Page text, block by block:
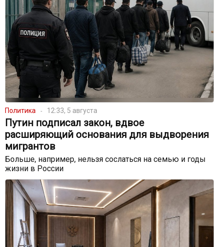
Политика 12:33, 5 августа
Путин подписал закон, вдвое
расширяющий основания для выдворения
мигрантов
Больше, например, нельзя сослаться на семью и годы
жизни в России